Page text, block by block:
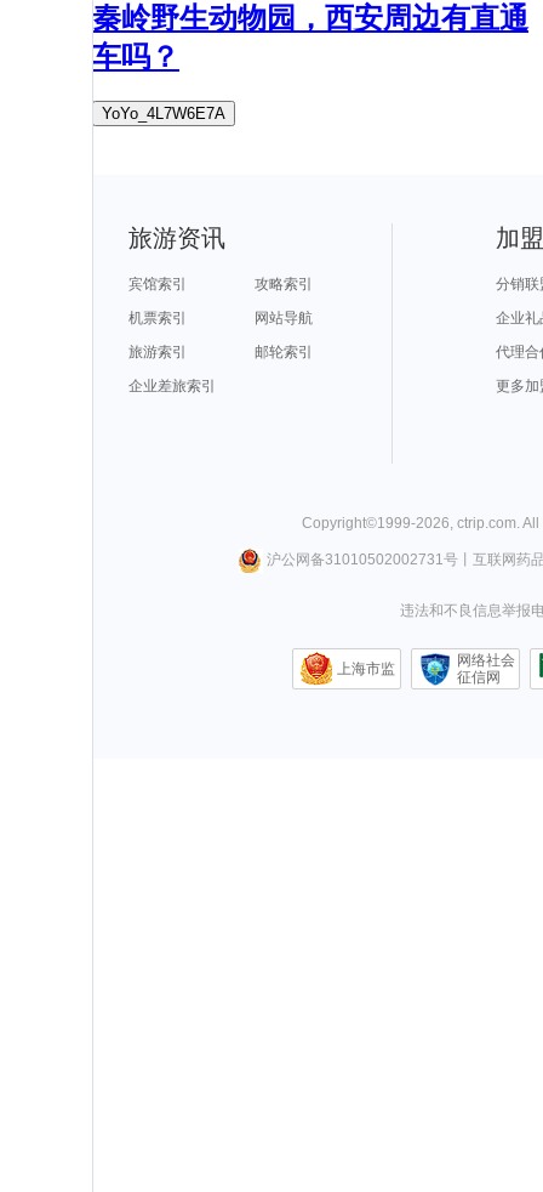
秦岭野生动物园，西安周边有直通
车吗？
YoYo_4L7W6E7A
旅游资讯
宾馆索引
攻略索引
机票索引
网站导航
旅游索引
邮轮索引
企业差旅索引
加
分销联
企业礼
代理合
更多加
Copyright©1999-2026 ctrip.com .
沪公网备31010502002731号丨 互联网药
违法和不良信息举报
上海市监
网络社会
征信网